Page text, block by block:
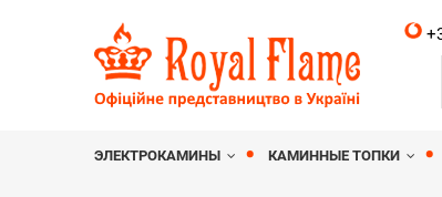
ЭЛЕКТРОКАМИНЫ КАМИННЫЕ ТОПКИ